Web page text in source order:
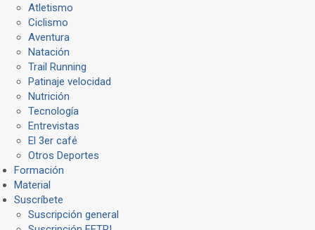
Atletismo
Ciclismo
Aventura
Natación
Trail Running
Patinaje velocidad
Nutrición
Tecnología
Entrevistas
El 3er café
Otros Deportes
Formación
Material
Suscríbete
Suscripción general